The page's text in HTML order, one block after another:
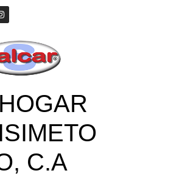
C.A